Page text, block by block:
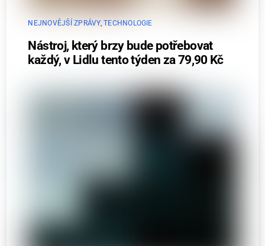
NEJNOVĚJŠÍ ZPRÁVY,TECHNOLOGIE
Nástroj, který brzy bude potřebovat
každý, v Lidlu tento týden za 79,90 Kč